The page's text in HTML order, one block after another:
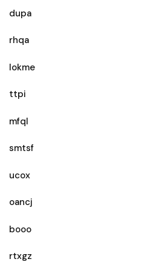
dupa
rhqa
lokme
ttpi
mfql
smtsf
ucox
oancj
booo
rtxgz